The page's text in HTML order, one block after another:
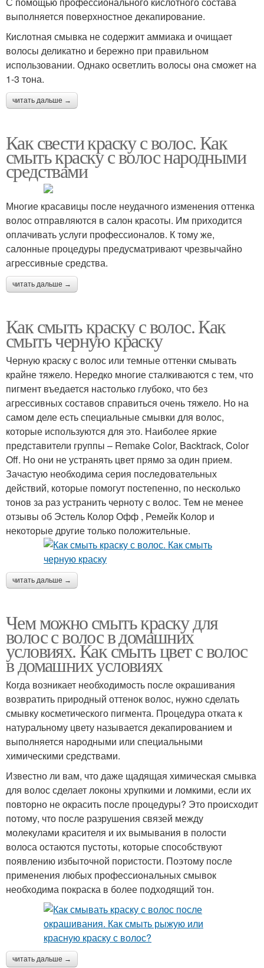
выполняется поверхностное декапирование.
Кислотная смывка не содержит аммиака и очищает
волосы деликатно и бережно при правильном
использовании. Однако осветлить волосы она сможет на
1-3 тона.
читать дальше →
Как свести краску с волос. Как
смыть краску с волос народными
средствами
Многие красавицы после неудачного изменения оттенка
волос отправляются в салон красоты. Им приходится
оплачивать услуги профессионалов. К тому же,
салонные процедуры предусматривают чрезвычайно
агрессивные средства.
читать дальше →
Как смыть краску с волос. Как
смыть черную краску
Черную краску с волос или темные оттенки смывать
крайне тяжело. Нередко многие сталкиваются с тем, что
пигмент въедается настолько глубоко, что без
агрессивных составов справиться очень тяжело. Но на
самом деле есть специальные смывки для волос,
которые используются для это. Наиболее яркие
представители группы – Remake Color, Backtrack, Color
Off. Но они не устранять цвет прямо за один прием.
Зачастую необходима серия последовательных
действий, которые помогут постепенно, по несколько
тонов за раз устранить черноту с волос. Тем не менее
отзывы об Эстель Колор Офф , Ремейк Колор и
некоторые другие только положительные.
читать дальше →
Чем можно смыть краску для
волос с волос в домашних
условиях. Как смыть цвет с волос
в домашних условиях
Когда возникает необходимость после окрашивания
возвратить природный оттенок волос, нужно сделать
смывку косметического пигмента. Процедура отката к
натуральному цвету называется декапированием и
выполняется народными или специальными
химическими средствами.
Известно ли вам, что даже щадящая химическая смывка
для волос сделает локоны хрупкими и ломкими, если их
повторно не окрасить после процедуры? Это происходит
потому, что после разрушения связей между
молекулами красителя и их вымывания в полости
волоса остаются пустоты, которые способствуют
появлению избыточной пористости. Поэтому после
применения любых профессиональных смывок
необходима покраска в более подходящий тон.
читать дальше →